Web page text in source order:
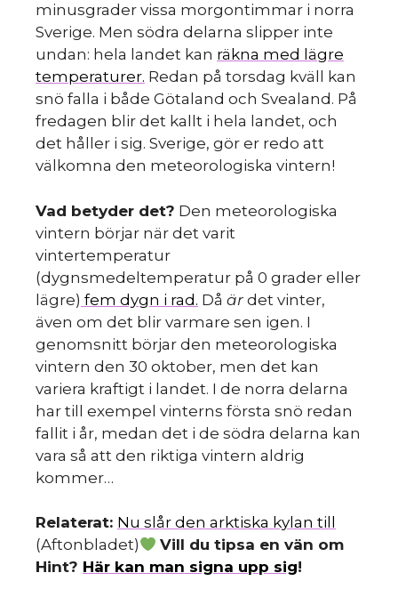
minusgrader vissa morgontimmar i norra
Sverige. Men södra delarna slipper inte
undan: hela landet kan räkna med lägre
temperaturer. Redan på torsdag kväll kan
snö falla i både Götaland och Svealand. På
fredagen blir det kallt i hela landet, och
det håller i sig. Sverige, gör er redo att
välkomna den meteorologiska vintern!
Vad betyder det? Den meteorologiska
vintern börjar när det varit
vintertemperatur
(dygnsmedeltemperatur på 0 grader eller
lägre) fem dygn i rad. Då är det vinter,
även om det blir varmare sen igen. I
genomsnitt börjar den meteorologiska
vintern den 30 oktober, men det kan
variera kraftigt i landet. I de norra delarna
har till exempel vinterns första snö redan
fallit i år, medan det i de södra delarna kan
vara så att den riktiga vintern aldrig
kommer…
Relaterat: Nu slår den arktiska kylan till
(Aftonbladet)
Vill du tipsa en vän om
Hint? Här kan man signa upp sig!